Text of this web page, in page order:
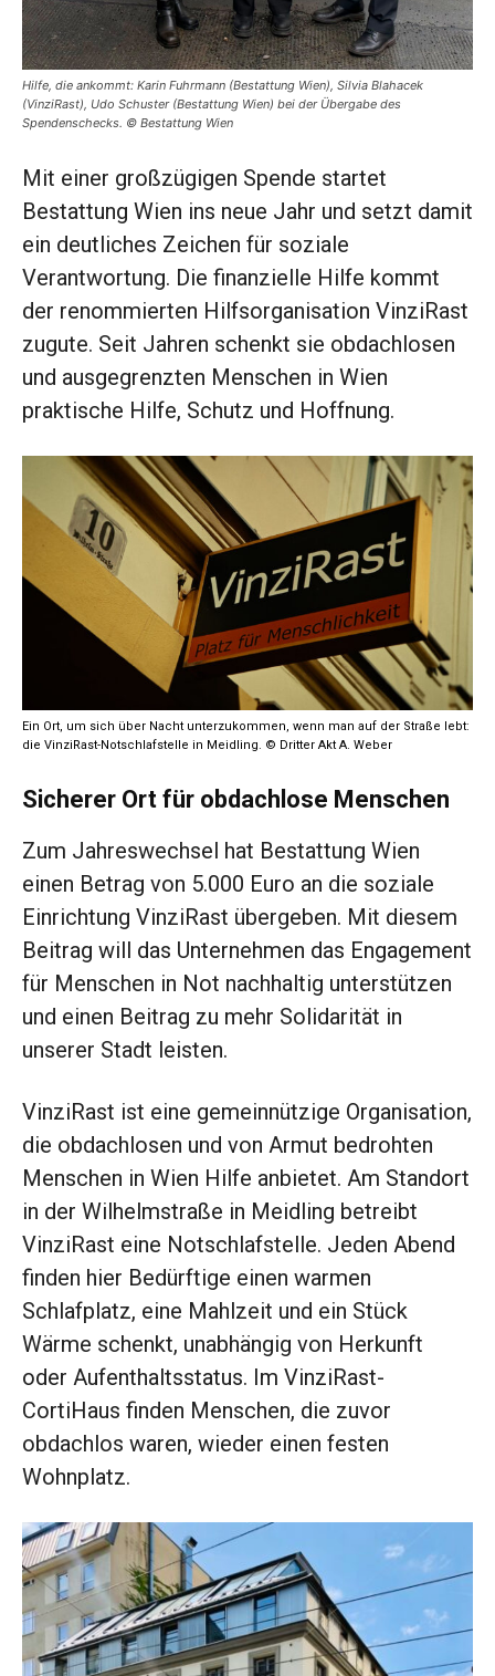
Hilfe, die ankommt: Karin Fuhrmann (Bestattung Wien), Silvia Blahacek
(VinziRast), Udo Schuster (Bestattung Wien) bei der Übergabe des
Spendenschecks. © Bestattung Wien
Mit einer großzügigen Spende startet
Bestattung Wien ins neue Jahr und setzt damit
ein deutliches Zeichen für soziale
Verantwortung. Die finanzielle Hilfe kommt
der renommierten Hilfsorganisation VinziRast
zugute. Seit Jahren schenkt sie obdachlosen
und ausgegrenzten Menschen in Wien
praktische Hilfe, Schutz und Hoffnung.
Ein Ort, um sich über Nacht unterzukommen, wenn man auf der Straße lebt:
die VinziRast-Notschlafstelle in Meidling. © Dritter Akt A. Weber
Sicherer Ort für obdachlose Menschen
Zum Jahreswechsel hat Bestattung Wien
einen Betrag von 5.000 Euro an die soziale
Einrichtung VinziRast übergeben. Mit diesem
Beitrag will das Unternehmen das Engagement
für Menschen in Not nachhaltig unterstützen
und einen Beitrag zu mehr Solidarität in
unserer Stadt leisten.
VinziRast ist eine gemeinnützige Organisation,
die obdachlosen und von Armut bedrohten
Menschen in Wien Hilfe anbietet. Am Standort
in der Wilhelmstraße in Meidling betreibt
VinziRast eine Notschlafstelle. Jeden Abend
finden hier Bedürftige einen warmen
Schlafplatz, eine Mahlzeit und ein Stück
Wärme schenkt, unabhängig von Herkunft
oder Aufenthaltsstatus. Im VinziRast-
CortiHaus finden Menschen, die zuvor
obdachlos waren, wieder einen festen
Wohnplatz.